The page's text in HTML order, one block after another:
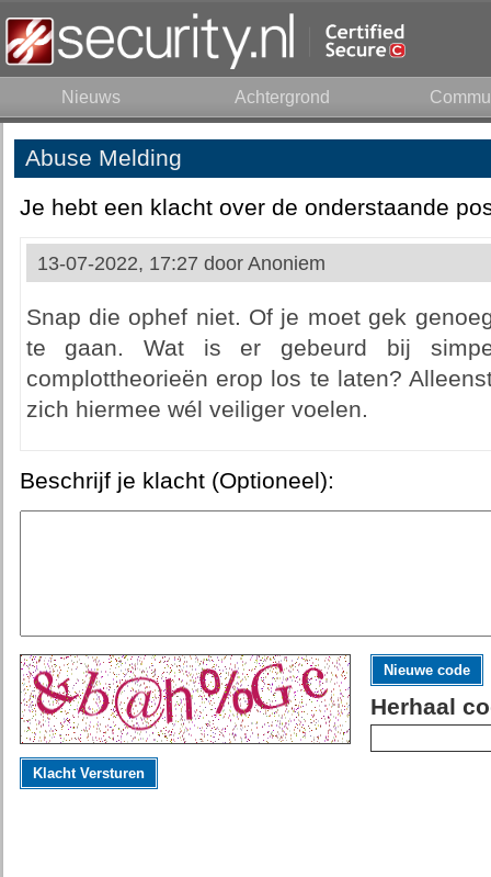
Nieuws Achtergrond
Abuse Melding
Je hebt een klacht over de onderstaande
13-07-2022, 17:27 door Anoniem
Snap die ophef niet. Of je moet gek
te gaan. Wat is er gebeurd bij
complottheorieën erop los te laten?
zich hiermee wél veiliger voelen.
Beschrijf je klacht (Optioneel):
Nieuwe code
Herhaal
Klacht Versturen